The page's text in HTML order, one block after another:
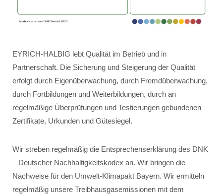
EYRICH-HALBIG lebt Qualität im Betrieb und in
Partnerschaft. Die Sicherung und Steigerung der Qualität
erfolgt durch Eigenüberwachung, durch Fremdüberwachung,
durch Fortbildungen und Weiterbildungen, durch an
regelmäßige Überprüfungen und Testierungen gebundenen
Zertifikate, Urkunden und Gütesiegel.
Wir streben regelmäßig die Entsprechenserklärung des DNK
– Deutscher Nachhaltigkeitskodex an. Wir bringen die
Nachweise für den Umwelt-Klimapakt Bayern. Wir ermitteln
regelmäßig unsere Treibhausgasemissionen mit dem